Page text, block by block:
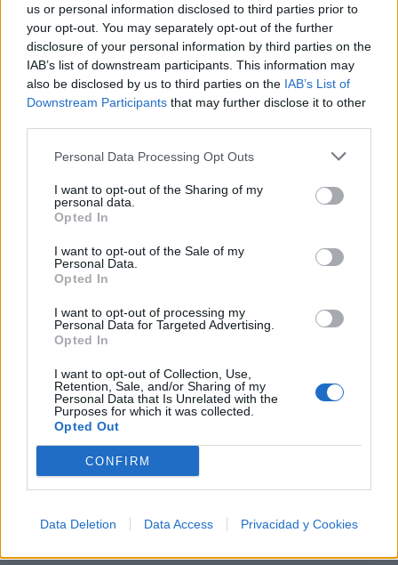
us or personal information disclosed to third parties prior to
your opt-out. You may separately opt-out of the further
disclosure of your personal information by third parties on the
IAB’s list of downstream participants. This information may
also be disclosed by us to third parties on the IAB’s List of
Downstream Participants that may further disclose it to other
Personal Data Processing Opt Outs
I want to opt-out of the Sharing of my
personal data.
Opted In
I want to opt-out of the Sale of my
Personal Data.
Opted In
I want to opt-out of processing my
Personal Data for Targeted Advertising.
Opted In
I want to opt-out of Collection, Use,
Retention, Sale, and/or Sharing of my
Personal Data that Is Unrelated with the
Purposes for which it was collected.
Opted Out
CONFIRM
Data Deletion Data Access Privacidad y Cookies
Puntuar 'Al Final del Día'
¿Qué te parece esta canción?
2,00
Imprimir letra
* Letra añadida por
+ Grupo Firme
Letra Al Final del Día
Letra Vuelve
Letra Nunca Supiste Que Te Esperé
Letra El Amor De Su Vida (ft. Grupo Frontera)